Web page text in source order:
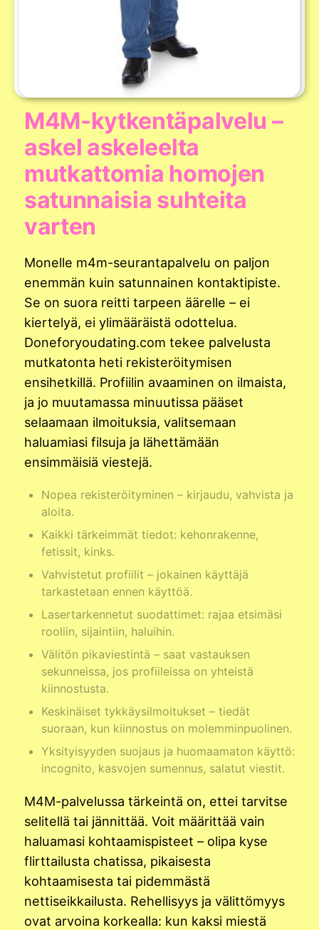
M4M-kytkentäpalvelu –
askel askeleelta
mutkattomia homojen
satunnaisia suhteita
varten
Monelle m4m-seurantapalvelu on paljon
enemmän kuin satunnainen kontaktipiste.
Se on suora reitti tarpeen äärelle – ei
kiertelyä, ei ylimääräistä odottelua.
Doneforyoudating.com tekee palvelusta
mutkatonta heti rekisteröitymisen
ensihetkillä. Profiilin avaaminen on ilmaista,
ja jo muutamassa minuutissa pääset
selaamaan ilmoituksia, valitsemaan
haluamiasi filsuja ja lähettämään
ensimmäisiä viestejä.
Nopea rekisteröityminen – kirjaudu, vahvista ja
aloita.
Kaikki tärkeimmät tiedot: kehonrakenne,
fetissit, kinks.
Vahvistetut profiilit – jokainen käyttäjä
tarkastetaan ennen käyttöä.
Lasertarkennetut suodattimet: rajaa etsimäsi
rooliin, sijaintiin, haluihin.
Välitön pikaviestintä – saat vastauksen
sekunneissa, jos profiileissa on yhteistä
kiinnostusta.
Keskinäiset tykkäysilmoitukset – tiedät
suoraan, kun kiinnostus on molemminpuolinen.
Yksityisyyden suojaus ja huomaamaton käyttö:
incognito, kasvojen sumennus, salatut viestit.
M4M-palvelussa tärkeintä on, ettei tarvitse
selitellä tai jännittää. Voit määrittää vain
haluamasi kohtaamispisteet – olipa kyse
flirttailusta chatissa, pikaisesta
kohtaamisesta tai pidemmästä
nettiseikkailusta. Rehellisyys ja välittömyys
ovat arvoina korkealla: kun kaksi miestä